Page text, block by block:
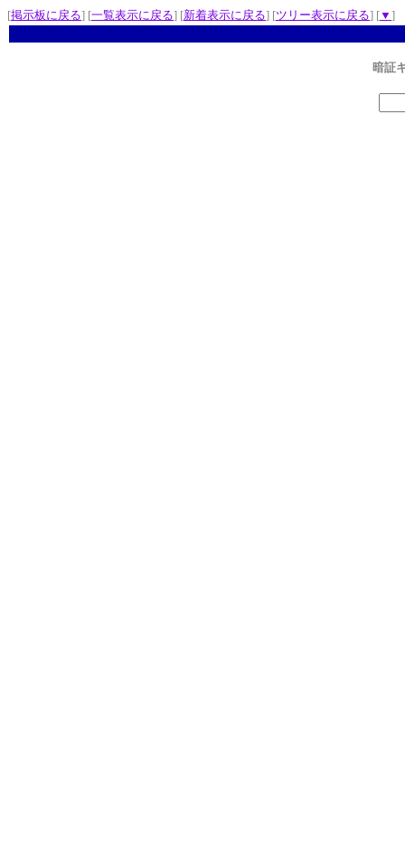
[掲示板に戻る] [一覧表示に戻る] [新着表示に戻る] [ツリー表示に戻る] [▼ ]
暗証